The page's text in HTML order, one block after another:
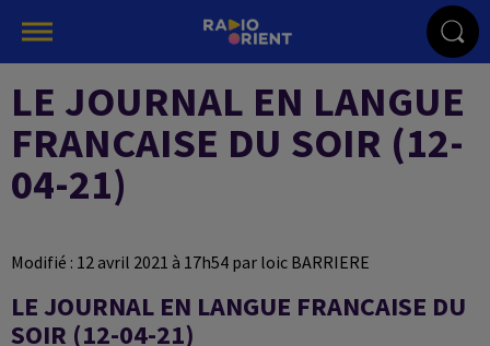
LE JOURNAL EN LANGUE
FRANCAISE DU SOIR (12-
04-21)
Modifié : 12 avril 2021 à 17h54 par loic BARRIERE
LE JOURNAL EN LANGUE FRANCAISE DU
SOIR (12-04-21)